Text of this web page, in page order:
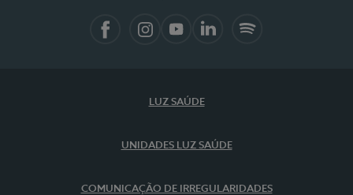
LUZ SAÚDE
UNIDADES LUZ SAÚDE
COMUNICAÇÃO DE IRREGULARIDADES